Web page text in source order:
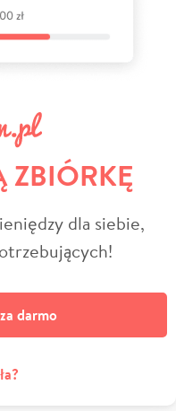
ZBIÓRKĘ
dla siebie,
darmo